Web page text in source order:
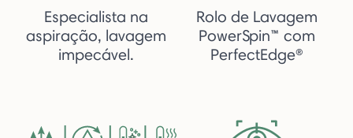
Especialista na
aspiração, lavagem
impecável.
Rolo de Lavagem
PowerSpin™ com
PerfectEdge®